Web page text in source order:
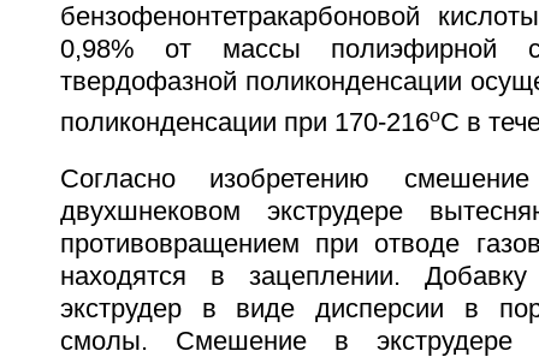
бензофенонтетракарбоновой
0,98% от массы полиэфирной
твердофазной поликонденсации
поликонденсации при 170-216oС в
Согласно изобретению
двухшнековом экструдере
противовращением при отводе
находятся в зацеплении.
экструдер в виде дисперсии в
смолы. Смешение в экструдере